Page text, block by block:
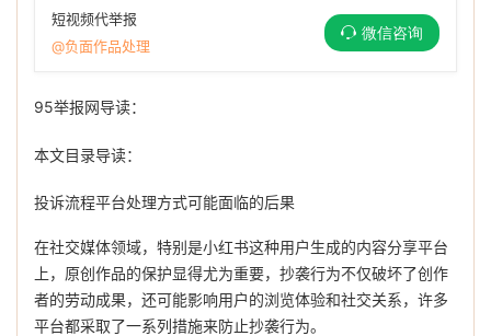
短视频代举报
@负面作品处理
微信咨询
95举报网导读：
本文目录导读：
投诉流程平台处理方式可能面临的后果
在社交媒体领域，特别是小红书这种用户生成的内容分享平台
上，原创作品的保护显得尤为重要，抄袭行为不仅破坏了创作
者的劳动成果，还可能影响用户的浏览体验和社交关系，许多
平台都采取了一系列措施来防止抄袭行为。